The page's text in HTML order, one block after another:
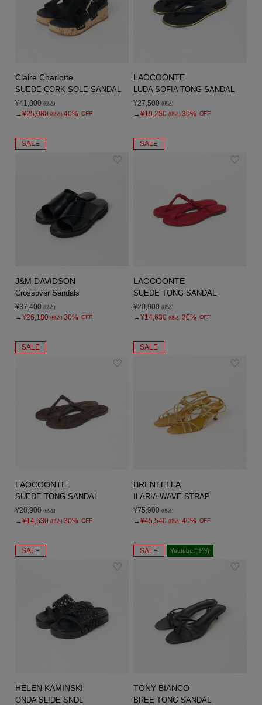
Claire Charlotte
SUEDE CORK SOLE SANDAL
¥41,800 (税込)
→¥25,080 (税込) 40% OFF
LAOCOONTE
LUDA SOFIA TONG SANDAL
¥27,500 (税込)
→¥19,250 (税込) 30% OFF
SALE
J&M DAVIDSON
Crossover Sandals
¥37,400 (税込)
→¥26,180 (税込) 30% OFF
SALE
LAOCOONTE
SUEDE TONG SANDAL
¥20,900 (税込)
→¥14,630 (税込) 30% OFF
SALE
LAOCOONTE
SUEDE TONG SANDAL
¥20,900 (税込)
→¥14,630 (税込) 30% OFF
SALE
BRENTELLA
ILARIA WAVE STRAP
¥75,900 (税込)
→¥45,540 (税込) 40% OFF
SALE
HELEN KAMINSKI
ONDA SLIDE SNDL
SALE Youtubeご紹介
TONY BIANCO
BREE TONG SANDAL